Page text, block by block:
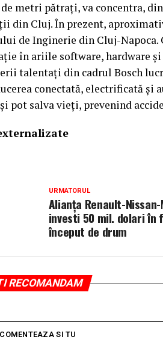
metri pătraţi, va concentra,
din Cluj. În prezent,
de Inginerie din Cluj-Napoca.
în ariile software, hardware şi
talentaţi din cadrul Bosch
conectată, electrificată şi
pot salva vieţi, prevenind
URMATORUL
Alianţa Renault-
investi 50 mil. dolari în
început de drum
RECOMANDAM
COMENTEAZA SI TU